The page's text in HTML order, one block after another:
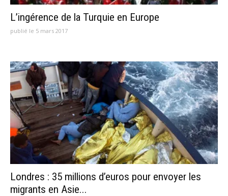
L’ingérence de la Turquie en Europe
publié le 5 mars 2017
Londres : 35 millions d’euros pour envoyer les
migrants en Asie...